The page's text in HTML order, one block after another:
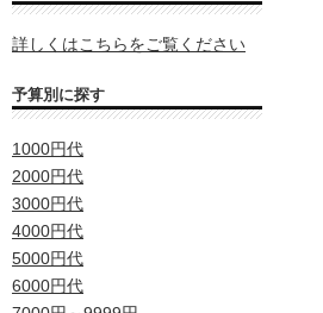
詳しくはこちらをご覧ください
予算別に探す
1000円代
2000円代
3000円代
4000円代
5000円代
6000円代